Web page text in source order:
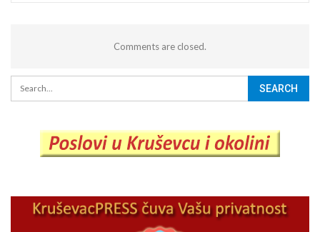
Comments are closed.